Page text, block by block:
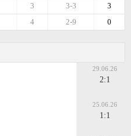
3
3-3
3
0
2-9
4
29.06.26
2:1
25.06.26
1:1